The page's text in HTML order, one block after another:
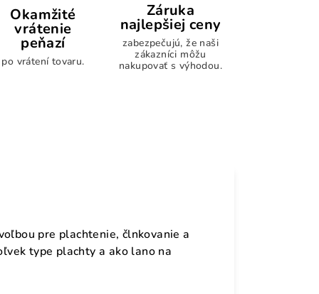
Okamžité
vrátenie
peňazí
po vrátení tovaru.
Záruka
najlepšiej ceny
zabezpečujú, že naši
zákazníci môžu
nakupovať s výhodou.
pre plachtenie, člnkovanie a
type plachty a ako lano na